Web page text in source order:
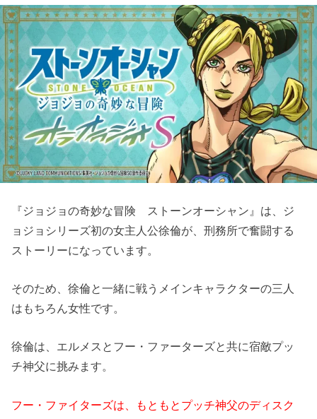
『ジョジョの奇妙な冒険 ストーンオーシャン』は、ジ
ョジョシリーズ初の女主人公徐倫が、刑務所で奮闘する
ストーリーになっています。
そのため、徐倫と一緒に戦うメインキャラクターの三人
はもちろん女性です。
徐倫は、エルメスとフー・ファーターズと共に宿敵プッ
チ神父に挑みます。
フー・ファイターズは、もともとプッチ神父のディスク